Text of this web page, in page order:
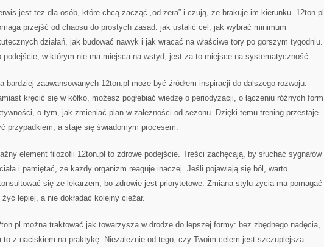
jest też dla osób, które chcą zacząć „od zera” i czują, że brakuje im kierunku. 12ton.pl
przejść od chaosu do prostych zasad: jak ustalić cel, jak wybrać minimum
działań, jak budować nawyk i jak wracać na właściwe tory po gorszym tygodniu.
podejście, w którym nie ma miejsca na wstyd, jest za to miejsce na systematyczność.
bardziej zaawansowanych 12ton.pl może być źródłem inspiracji do dalszego rozwoju.
kręcić się w kółko, możesz pogłębiać wiedzę o periodyzacji, o łączeniu różnych form
o tym, jak zmieniać plan w zależności od sezonu. Dzięki temu trening przestaje
przypadkiem, a staje się świadomym procesem.
element filozofii 12ton.pl to zdrowe podejście. Treści zachęcają, by słuchać sygnałów
i pamiętać, że każdy organizm reaguje inaczej. Jeśli pojawiają się ból, warto
się ze lekarzem, bo zdrowie jest priorytetowe. Zmiana stylu życia ma pomagać
żyć lepiej, a nie dokładać kolejny ciężar.
można traktować jak towarzysza w drodze do lepszej formy: bez zbędnego nadęcia,
to z naciskiem na praktykę. Niezależnie od tego, czy Twoim celem jest szczuplejsza